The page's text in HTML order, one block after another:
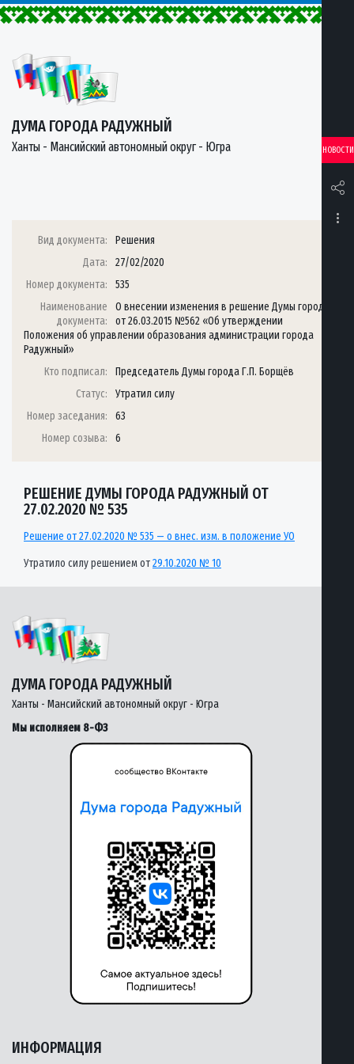
ДУМА ГОРОДА РАДУЖНЫЙ
Ханты - Мансийский автономный округ - Югра НОВОСТИ
Вид документа:
Решения
Дата:
27/02/2020
Номер документа:
535
Наименование
документа:
О внесении изменения в решение Думы города
от 26.03.2015 №562 «Об утверждении
Положения об управлении образования администрации города
Радужный»
Кто подписал:
Председатель Думы города Г.П. Борщёв
Статус:
Утратил силу
Номер заседания:
63
Номер созыва:
6
РЕШЕНИЕ ДУМЫ ГОРОДА РАДУЖНЫЙ ОТ
27.02.2020 № 535
Решение от 27.02.2020 № 535 — о внес. изм. в положение УО
Утратило силу решением от29.10.2020 № 10
ДУМА ГОРОДА РАДУЖНЫЙ
Ханты - Мансийский автономный округ - Югра
Мы исполняем 8-ФЗ
ИНФОРМАЦИЯ